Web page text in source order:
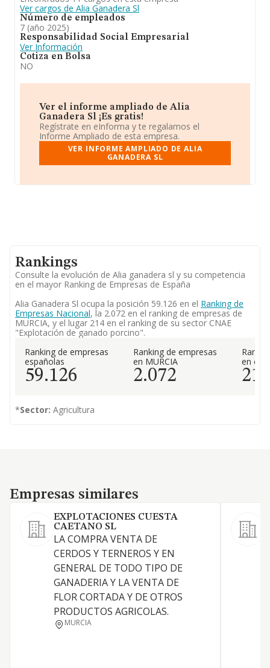
Ver cargos de Alia Ganadera Sl
Número de empleados
7 (año 2025)
Responsabilidad Social Empresarial
Ver Información
Cotiza en Bolsa
NO
Ver el informe ampliado de Alia
Ganadera Sl ¡Es gratis!
Regístrate en eInforma y te regalamos el
Informe Ampliado de esta empresa.
VER INFORME AMPLIADO DE ALIA
GANADERA SL
Rankings
Consulte la evolución de Alia ganadera sl y su competencia
en el mayor Ranking de Empresas de España
Alia Ganadera Sl ocupa la posición 59.126 en el Ranking de
Empresas Nacional, la 2.072 en el ranking de empresas de
MURCIA, y el lugar 214 en el ranking de su sector CNAE
"Explotación de ganado porcino".
Ranking de empresas
españolas
59.126
Ranking de empresas
en MURCIA
2.072
en el
214
*Sector: Agricultura
Empresas similares
Empresas similares
EXPLOTACIONES CUESTA
CAETANO SL
LA COMPRA VENTA DE
CERDOS Y TERNEROS Y EN
GENERAL DE TODO TIPO DE
GANADERIA Y LA VENTA DE
FLOR CORTADA Y DE OTROS
PRODUCTOS AGRICOLAS.
MURCIA